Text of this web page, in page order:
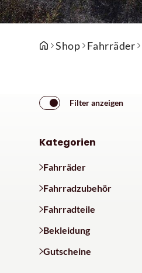
Shop Fahrräder
Filter anzeigen
Kategorien
Fahrräder
Fahrradzubehör
Fahrradteile
Bekleidung
Gutscheine